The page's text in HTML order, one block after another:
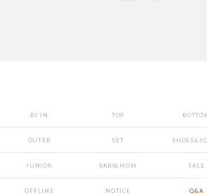
BY IN TOP
OUTER SET
JUNIOR BABY&MOM SALE
OFFLINE NOTICE Q&A